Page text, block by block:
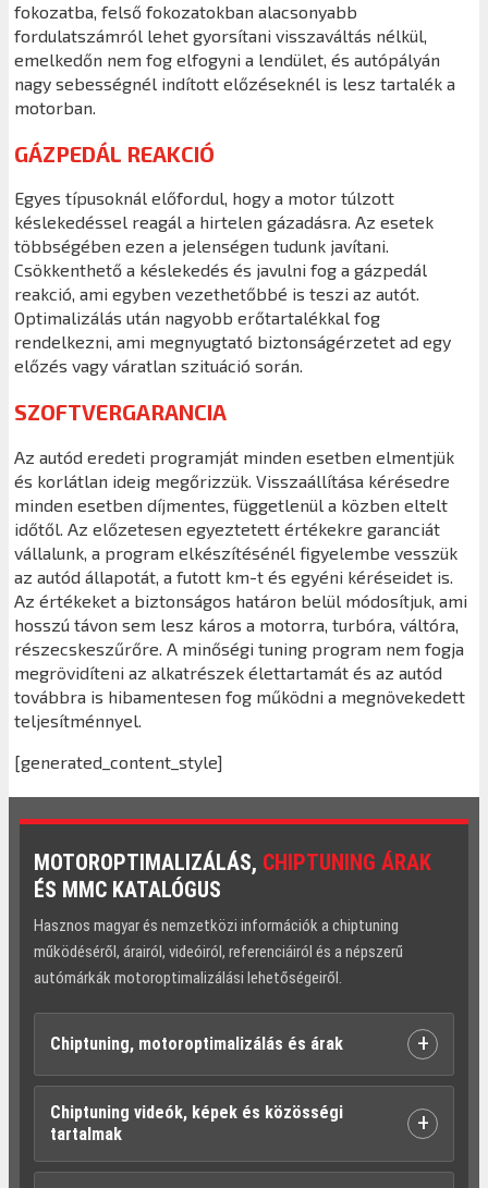
fokozatba, felső fokozatokban alacsonyabb
fordulatszámról lehet gyorsítani visszaváltás nélkül,
emelkedőn nem fog elfogyni a lendület, és autópályán
nagy sebességnél indított előzéseknél is lesz tartalék a
motorban.
GÁZPEDÁL REAKCIÓ
Egyes típusoknál előfordul, hogy a motor túlzott
késlekedéssel reagál a hirtelen gázadásra. Az esetek
többségében ezen a jelenségen tudunk javítani.
Csökkenthető a késlekedés és javulni fog a gázpedál
reakció, ami egyben vezethetőbbé is teszi az autót.
Optimalizálás után nagyobb erőtartalékkal fog
rendelkezni, ami megnyugtató biztonságérzetet ad egy
előzés vagy váratlan szituáció során.
SZOFTVERGARANCIA
Az autód eredeti programját minden esetben elmentjük
és korlátlan ideig megőrizzük. Visszaállítása kérésedre
minden esetben díjmentes, függetlenül a közben eltelt
időtől. Az előzetesen egyeztetett értékekre garanciát
vállalunk, a program elkészítésénél figyelembe vesszük
az autód állapotát, a futott km-t és egyéni kéréseidet is.
Az értékeket a biztonságos határon belül módosítjuk, ami
hosszú távon sem lesz káros a motorra, turbóra, váltóra,
részecskeszűrőre. A minőségi tuning program nem fogja
megrövidíteni az alkatrészek élettartamát és az autód
továbbra is hibamentesen fog működni a megnövekedett
teljesítménnyel.
[generated_content_style]
MOTOROPTIMALIZÁLÁS, CHIPTUNING ÁRAK
ÉS MMC KATALÓGUS
Hasznos magyar és nemzetközi információk a chiptuning
működéséről, árairól, videóiról, referenciáiról és a népszerű
autómárkák motoroptimalizálási lehetőségeiről.
Chiptuning, motoroptimalizálás és árak +
Chiptuning videók, képek és közösségi
tartalmak
+